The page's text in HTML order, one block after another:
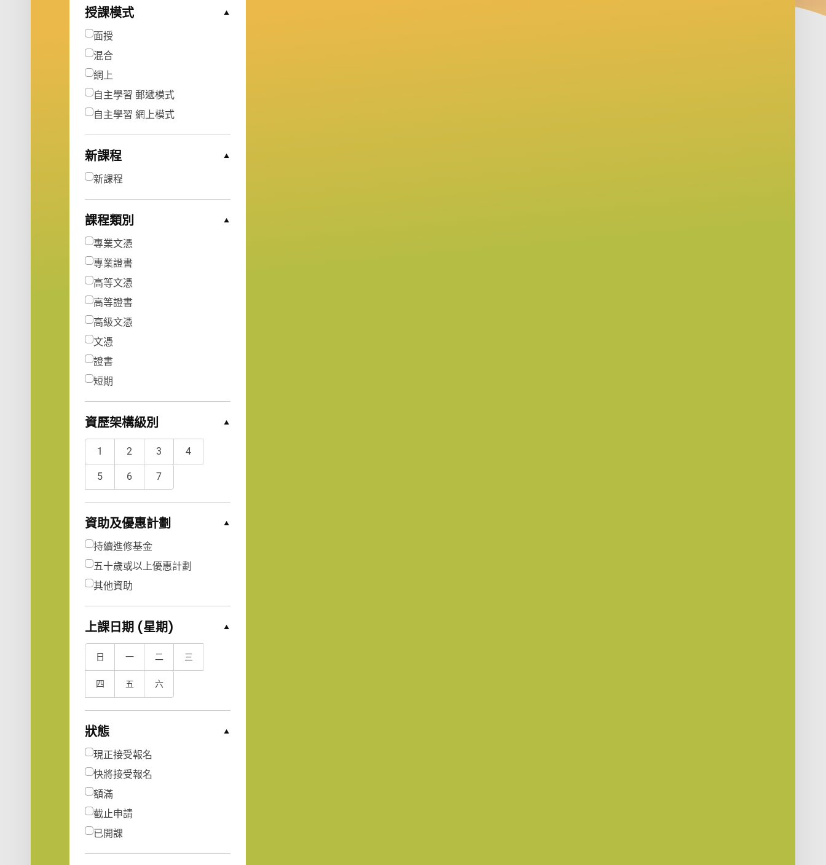
授課模式
Collapse Options
面授
混合
網上
自主學習 郵遞模式
自主學習 網上模式
新課程
Collapse Options
新課程
課程類別
Collapse Options
專業文憑
專業證書
高等文憑
高等證書
高級文憑
文憑
證書
短期
資歷架構級別
Collapse Options
1 2 3 4
5 6 7
資助及優惠計劃
Collapse Options
持續進修基金
五十歲或以上優惠計劃
其他資助
上課日期 (星期)
Collapse Options
日 一 二 三
四 五 六
狀態
Collapse Options
現正接受報名
快將接受報名
額滿
截止申請
已開課